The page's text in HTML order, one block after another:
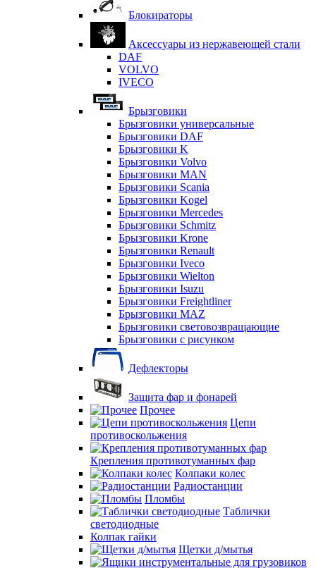
Блокираторы
Аксессуары из нержавеющей стали
DAF
VOLVO
IVECO
Брызговики
Брызговики универсальные
Брызговики DAF
Брызговики K
Брызговики Volvo
Брызговики MAN
Брызговики Scania
Брызговики Kogel
Брызговики Mercedes
Брызговики Schmitz
Брызговики Krone
Брызговики Renault
Брызговики Iveco
Брызговики Wielton
Брызговики Isuzu
Брызговики Freightliner
Брызговики MAZ
Брызговики световозвращающие
Брызговики с рисунком
Дефлекторы
Защита фар и фонарей
Прочее
Цепи
противоскольжения
Крепления противотуманных фар
Колпаки колес
Радиостанции
Пломбы
Таблички
светодиодные
Колпак гайки
Щетки д/мытья